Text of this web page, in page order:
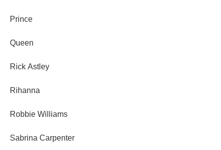
Prince
Queen
Rick Astley
Rihanna
Robbie Williams
Sabrina Carpenter